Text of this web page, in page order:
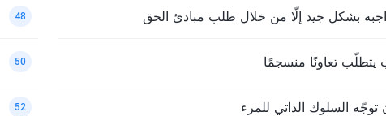
بشكل جيد إلّا من خلال طلب مبادئ الحق 48
يتطلّب تعاونًا منسجمًا 50
توجّه السلوك الذاتي للمرء 52